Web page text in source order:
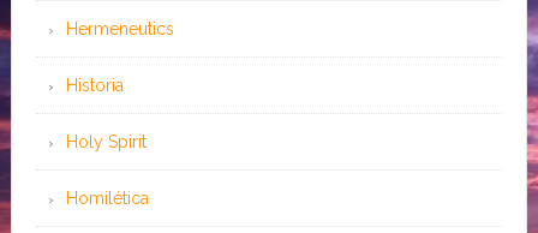
Hermeneutics
Historia
Holy Spirit
Homilética